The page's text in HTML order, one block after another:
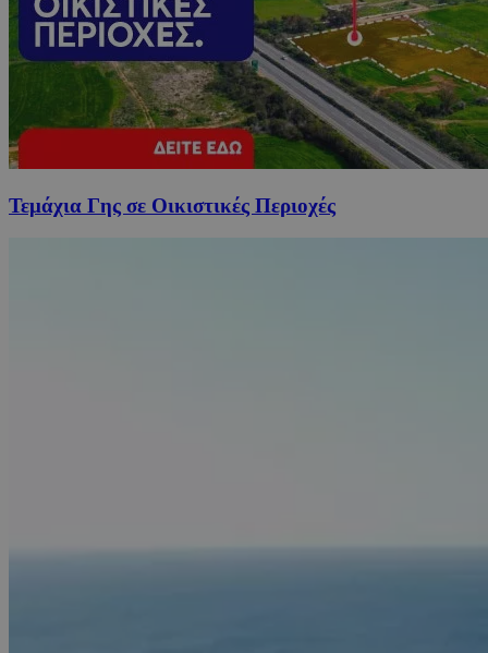
Τεμάχια Γης σε Οικιστικές Περιοχές